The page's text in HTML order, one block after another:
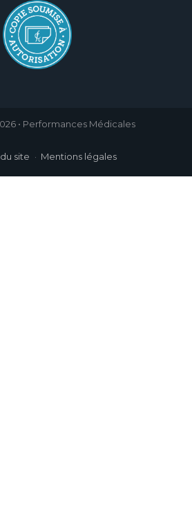
• Performances Médicales
site Mentions légales